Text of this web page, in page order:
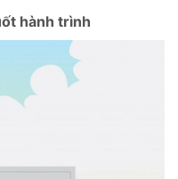
hành trình